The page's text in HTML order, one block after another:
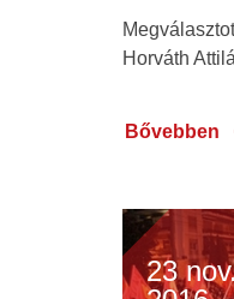
Horváth
Bővebben
23